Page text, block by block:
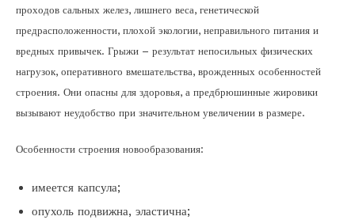
проходов сальных желез, лишнего веса, генетической
предрасположенности, плохой экологии, неправильного питания и
вредных привычек. Грыжи – результат непосильных физических
нагрузок, оперативного вмешательства, врожденных особенностей
строения. Они опасны для здоровья, а предбрюшинные жировики
вызывают неудобство при значительном увеличении в размере.
Особенности строения новообразования:
имеется капсула;
опухоль подвижна, эластична;